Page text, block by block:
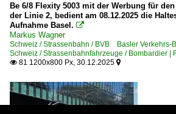
Be 6/8 Flexity 5003 mit der Werbung für
der Linie 2, bedient am 08.12.2025 die
Aufnahme Basel. 
Markus Wagner
Schweiz / Strassenbahn / BVB Basler
Schweiz / Strassenbahnfahrzeuge / Bombardier |
 81 1200x800 Px, 30.12.2025 